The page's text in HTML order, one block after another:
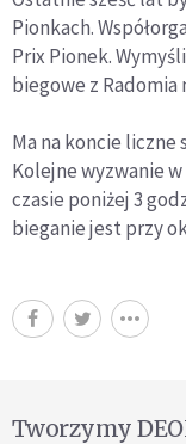
Pionkach.
Prix Pionek.
biegowe z Radomia
Ma na koncie
Kolejne wyzwanie
czasie poniżej 3
bieganie jest przy
Tworzymy